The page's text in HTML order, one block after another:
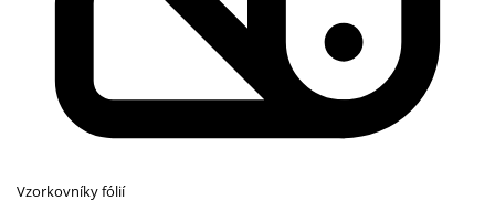
Vzorkovníky fólií